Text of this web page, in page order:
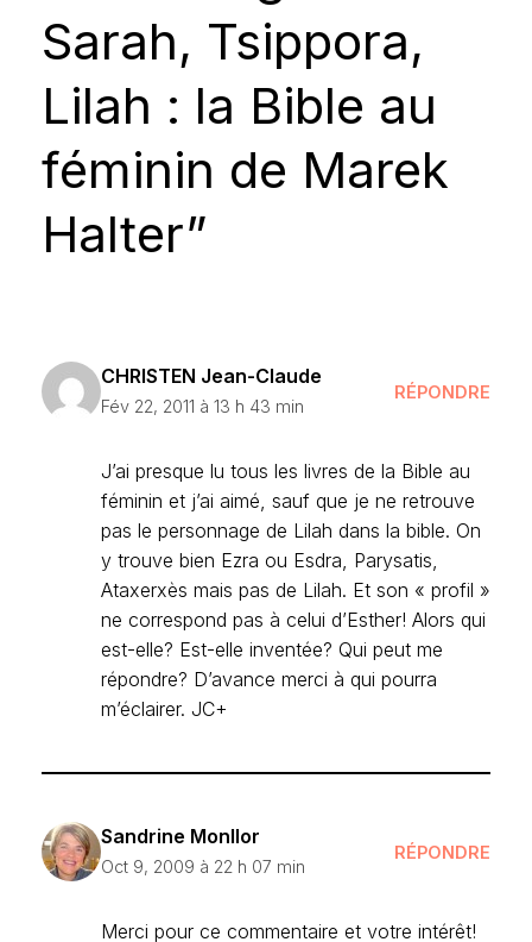
Sarah, Tsippora,
Lilah : la Bible au
féminin de Marek
Halter”
CHRISTEN Jean-Claude
Fév 22, 2011 à 13 h 43 min
RÉPONDRE
J’ai presque lu tous les livres de la Bible au
féminin et j’ai aimé, sauf que je ne retrouve
pas le personnage de Lilah dans la bible. On
y trouve bien Ezra ou Esdra, Parysatis,
Ataxerxès mais pas de Lilah. Et son « profil »
ne correspond pas à celui d’Esther! Alors qui
est-elle? Est-elle inventée? Qui peut me
répondre? D’avance merci à qui pourra
m’éclairer. JC+
Sandrine Monllor
Oct 9, 2009 à 22 h 07 min
RÉPONDRE
Merci pour ce commentaire et votre intérêt!